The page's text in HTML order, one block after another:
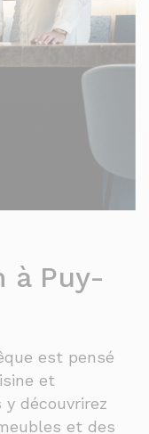
à Puy-
est pensé
et
y découvrirez
et des